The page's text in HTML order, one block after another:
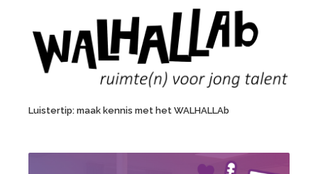
Luistertip: maak kennis met het WALHALLAb